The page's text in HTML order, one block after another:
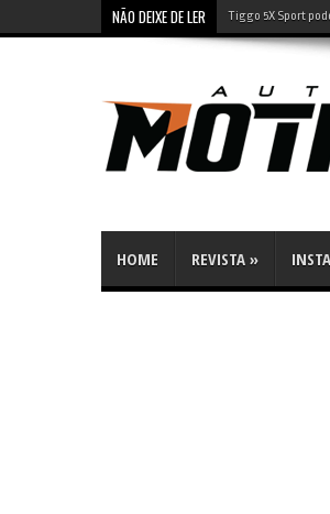
NÃO DEIXE DE LER Tiggo 5X Sport
HOME REVISTA »